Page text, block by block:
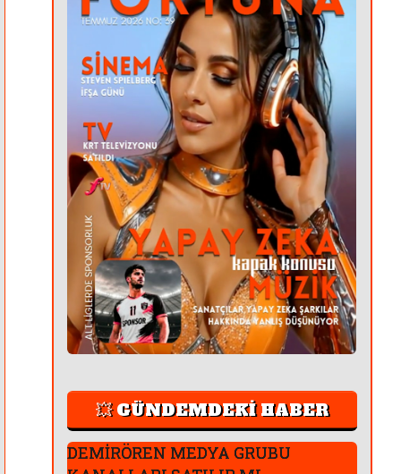
💥 GÜNDEMDEKİ HABER
DEMİRÖREN MEDYA GRUBU